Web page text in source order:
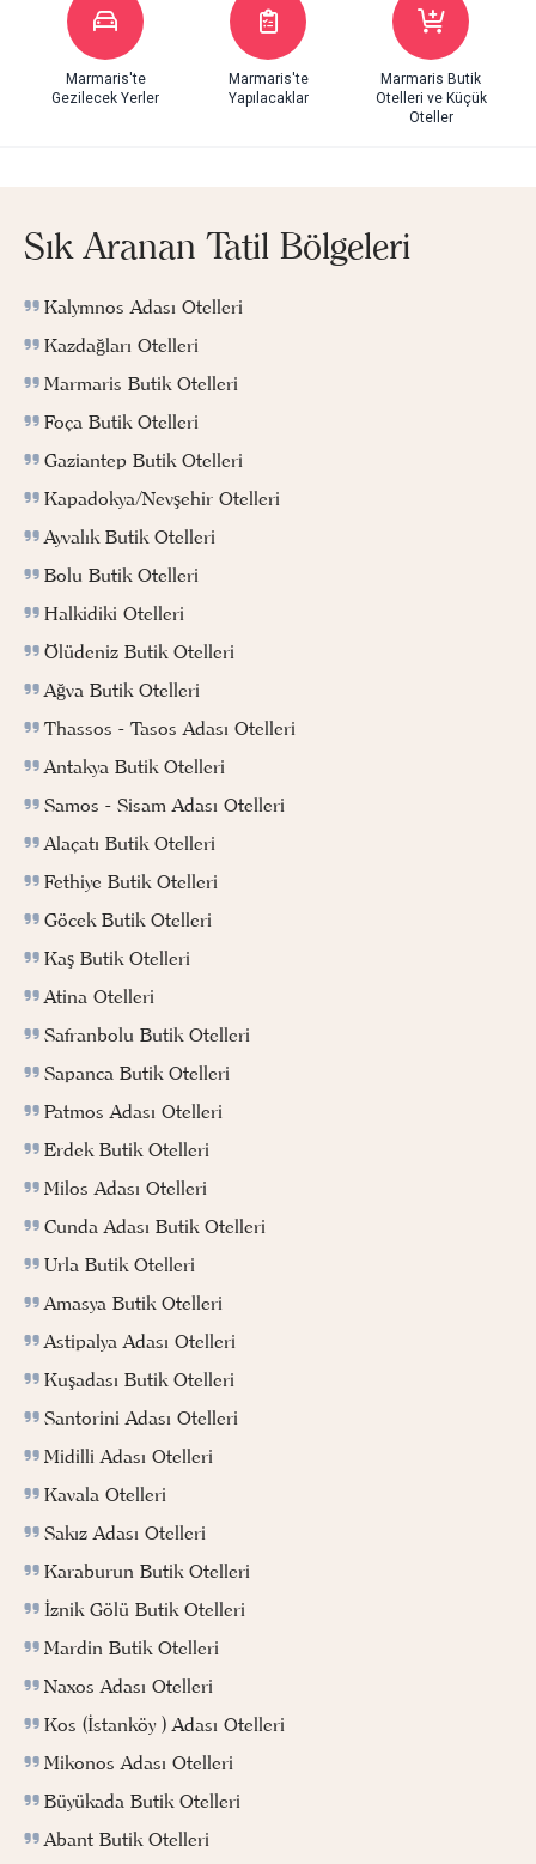
Marmaris'te
Gezilecek Yerler
Marmaris'te
Yapılacaklar
Marmaris Butik
Otelleri ve Küçük
Oteller
Sık Aranan Tatil Bölgeleri
Kalymnos Adası Otelleri
Kazdağları Otelleri
Marmaris Butik Otelleri
Foça Butik Otelleri
Gaziantep Butik Otelleri
Kapadokya/Nevşehir Otelleri
Ayvalık Butik Otelleri
Bolu Butik Otelleri
Halkidiki Otelleri
Ölüdeniz Butik Otelleri
Ağva Butik Otelleri
Thassos - Tasos Adası Otelleri
Antakya Butik Otelleri
Samos - Sisam Adası Otelleri
Alaçatı Butik Otelleri
Fethiye Butik Otelleri
Göcek Butik Otelleri
Kaş Butik Otelleri
Atina Otelleri
Safranbolu Butik Otelleri
Sapanca Butik Otelleri
Patmos Adası Otelleri
Erdek Butik Otelleri
Milos Adası Otelleri
Cunda Adası Butik Otelleri
Urla Butik Otelleri
Amasya Butik Otelleri
Astipalya Adası Otelleri
Kuşadası Butik Otelleri
Santorini Adası Otelleri
Midilli Adası Otelleri
Kavala Otelleri
Sakız Adası Otelleri
Karaburun Butik Otelleri
İznik Gölü Butik Otelleri
Mardin Butik Otelleri
Naxos Adası Otelleri
Kos (İstanköy ) Adası Otelleri
Mikonos Adası Otelleri
Büyükada Butik Otelleri
Abant Butik Otelleri